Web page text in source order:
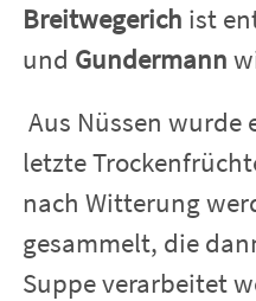
Breitwegerich ist
und Gundermann
Aus Nüssen wurde
letzte
nach Witterung
gesammelt, die
Suppe verarbeitet